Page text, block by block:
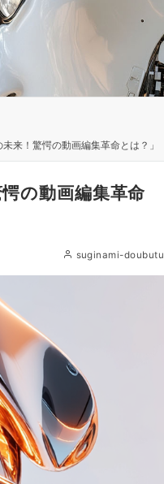
来！驚愕の動画編集革命とは？」
の動画編集革命
suginami-doubutu